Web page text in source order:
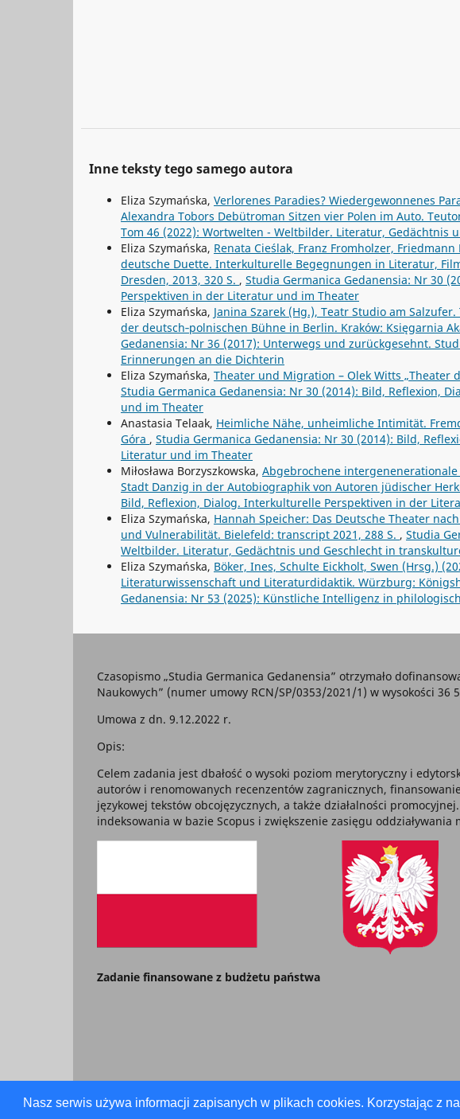
Nasz serwis używa informacji zapisanych w plikach cookies. Korzystając z
Inne teksty tego samego autora
Eliza Szymańska, Verlorenes Paradies? Wiedergewonnenes
Alexandra Tobors Debütroman Sitzen vier Polen im Auto.
Tom 46 (2022): Wortwelten - Weltbilder. Literatur, Gedächtnis
Eliza Szymańska, Renata Cieślak, Franz Fromholzer,
deutsche Duette. Interkulturelle Begegnungen in Literatur,
Dresden, 2013, 320 S. , Studia Germanica Gedanensia: Nr 30
Perspektiven in der Literatur und im Theater
Eliza Szymańska, Janina Szarek (Hg.), Teatr Studio am
der deutsch‑polnischen Bühne in Berlin. Kraków: Księgarnia
Gedanensia: Nr 36 (2017): Unterwegs und zurückgesehnt.
Erinnerungen an die Dichterin
Eliza Szymańska, Theater und Migration – Olek Witts
Studia Germanica Gedanensia: Nr 30 (2014): Bild, Reflexion,
und im Theater
Anastasia Telaak, Heimliche Nähe, unheimliche Intimität.
Góra , Studia Germanica Gedanensia: Nr 30 (2014): Bild,
Literatur und im Theater
Miłosława Borzyszkowska, Abgebrochene
Stadt Danzig in der Autobiographik von Autoren jüdischer
Bild, Reflexion, Dialog. Interkulturelle Perspektiven in der
Eliza Szymańska, Hannah Speicher: Das Deutsche Theater
und Vulnerabilität. Bielefeld: transcript 2021, 288 S. , Studia
Weltbilder. Literatur, Gedächtnis und Geschlecht in
Eliza Szymańska, Böker, Ines, Schulte Eickholt, Swen (Hrsg.)
Literaturwissenschaft und Literaturdidaktik. Würzburg:
Gedanensia: Nr 53 (2025): Künstliche Intelligenz in
Czasopismo „Studia Germanica Gedanensia” otrzymało
Naukowych” (numer umowy RCN/SP/0353/2021/1) w wysokości 36
Umowa z dn. 9.12.2022 r.
Opis:
Celem zadania jest dbałość o wysoki poziom merytoryczny i
autorów i renomowanych recenzentów zagranicznych,
językowej tekstów obcojęzycznych, a także działalności
indeksowania w bazie Scopus i zwiększenie zasięgu oddziaływania
Zadanie finansowane z budżetu państwa